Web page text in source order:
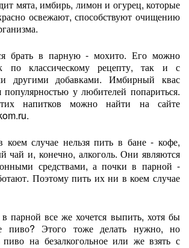
мята, имбирь, лимон и огурец, которые
освежают, способствуют очищению
брать в парную - мохито. Его можно
по классическому рецепту, так и с
другими добавками. Имбирный квас
популярностью у любителей попариться.
напитков можно найти на сайте
случае нельзя пить в бане - кофе,
чай и, конечно, алкоголь. Они являются
средствами, а почки в парной -
Поэтому пить их ни в коем случае
парной все же хочется выпить, хотя бы
пиво? Этого тоже делать нужно, но
на безалкогольное или же взять с